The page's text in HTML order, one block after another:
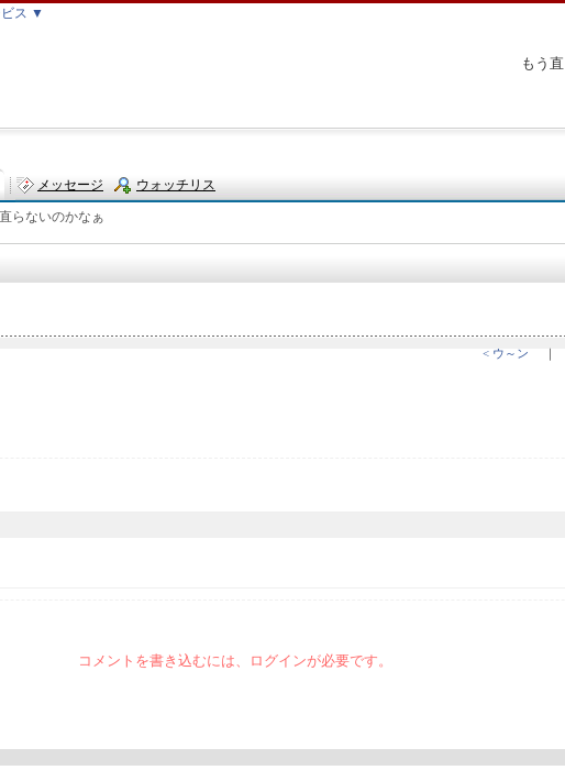
もう
ビス ▼
メッセージ ウォッチリス
らないのかなぁ
< ウ～ン ｜
コメントを書き込むには、ログインが必要です。